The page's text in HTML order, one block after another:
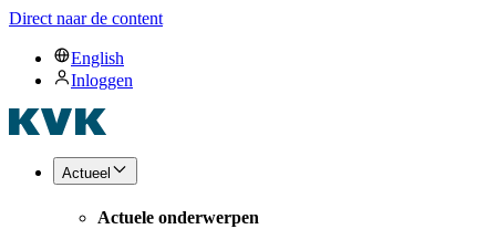
Direct naar de content
English
Inloggen
Actueel
Actuele onderwerpen